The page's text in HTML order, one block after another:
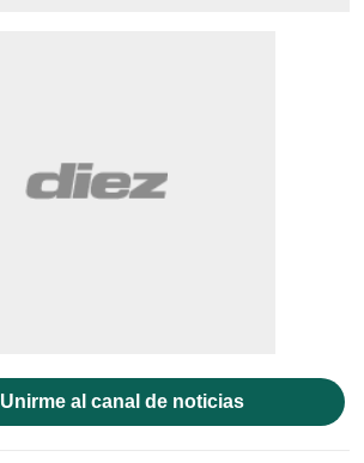
Unirme al canal de noticias